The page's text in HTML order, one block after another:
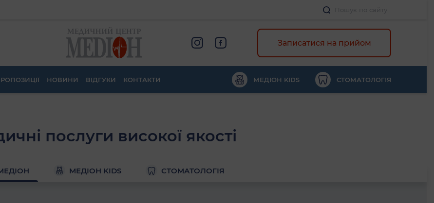
Записатися на прийом
НОВИНИ ВІДГУКИ КОНТАКТИ МЕДІОН KIDS СТОМАТОЛОГІЯ
послуги високої якості
МЕДІОН KIDS СТОМАТОЛОГІЯ